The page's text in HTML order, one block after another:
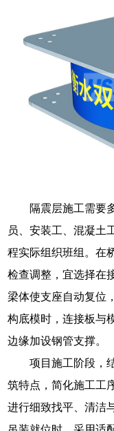
隔震层施工需要
员、安装工、混凝土
程实际组织班组。在
检查调整，宜选择在
梁体使支座自动复位
构底模时，连接板与
边缘加设钢管支撑。
项目施工阶段，
筑特点，简化施工工
进行细致找平、清洁